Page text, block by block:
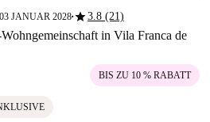
JANUAR 2028■star3.8 (21)
in Vila Franca de
BIS ZU 10 % RABATT